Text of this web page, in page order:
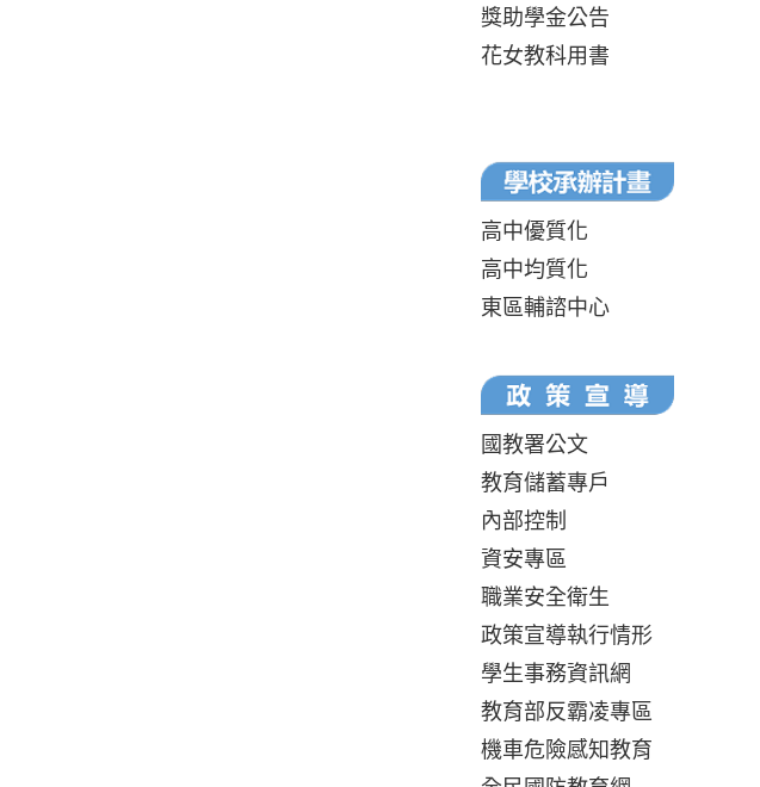
獎助學金公告
花女教科用書
高中優質化
高中均質化
東區輔諮中心
國教署公文
教育儲蓄專戶
內部控制
資安專區
職業安全衛生
政策宣導執行情形
學生事務資訊網
教育部反霸凌專區
機車危險感知教育